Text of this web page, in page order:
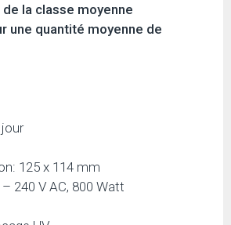
la classe moyenne
une quantité moyenne de
125 x 114 mm
240 V AC, 800 Watt